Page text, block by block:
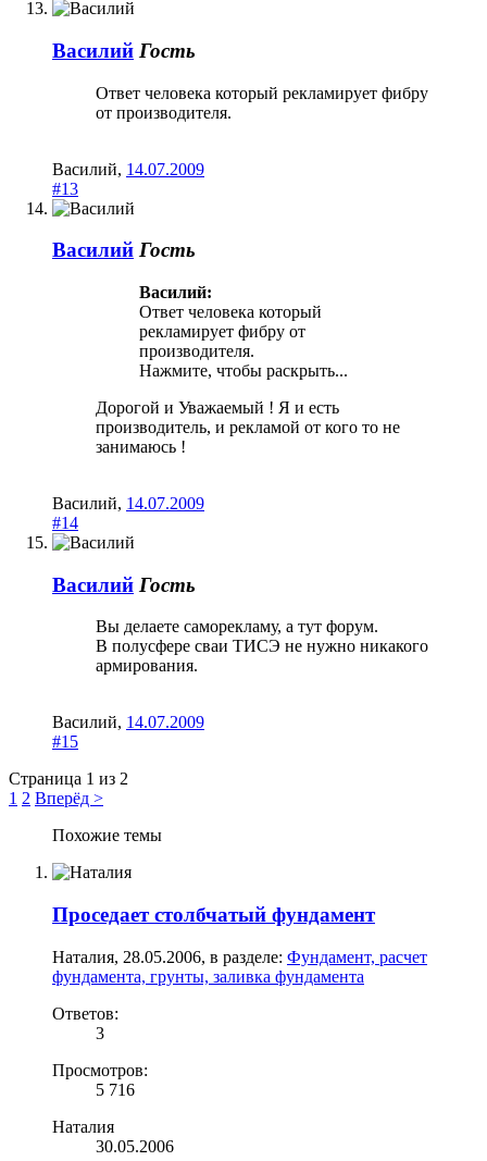
Василий Гость
Ответ человека который рекламирует фибру
от производителя.
Василий, 14.07.2009
#13
Василий Гость
Василий:
Ответ человека который
рекламирует фибру от
производителя.
Нажмите, чтобы раскрыть...
Дорогой и Уважаемый ! Я и есть
производитель, и рекламой от кого то не
занимаюсь !
Василий, 14.07.2009
#14
Василий Гость
Вы делаете саморекламу, а тут форум.
В полусфере сваи ТИСЭ не нужно никакого
армирования.
Василий, 14.07.2009
#15
Страница 1 из 2
1 2 Вперёд >
Похожие темы
Проседает столбчатый фундамент
Наталия, 28.05.2006, в разделе: Фундамент, расчет
фундамента, грунты, заливка фундамента
Ответов:
3
Просмотров:
5 716
Наталия
30.05.2006